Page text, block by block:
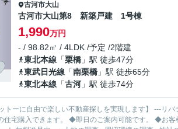
古河市大山
古河市大山第8 新築戸建 1号棟
1,990万円
- / 98.82㎡ / 4LDK /予定 /2階建
東北本線 「栗橋 」駅 徒歩47分
東武日光線 「南栗橋 」駅 徒歩65分
東北本線 「古河 」駅 徒歩74分
トーに自由で楽しい不動産探しを実現します】 ---リ
購入できます。 ◆即日のご案内可能です。 ◆お客様のご